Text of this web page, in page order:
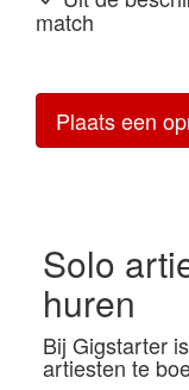
match
Plaats een
Solo
huren
Bij Gigstarter
artiesten te